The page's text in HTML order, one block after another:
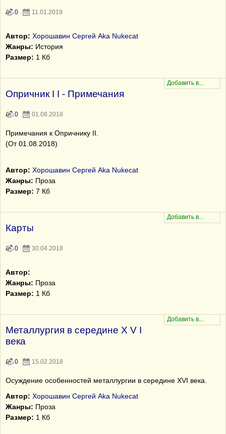
0 11.01.2019
Автор: Хорошавин Сергей Aka Nukecat
Жанры: История
Размер: 1 Кб
Опричник I I - Примечания
0 01.08.2018
Примечания к Опричнику II.
(От 01.08.2018)
Автор: Хорошавин Сергей Aka Nukecat
Жанры: Проза
Размер: 7 Кб
Карты
0 30.04.2018
Автор:
Жанры: Проза
Размер: 1 Кб
Металлургия в середине X V I
века
0 15.02.2018
Осуждение особенностей металлургии в середине XVI века.
Автор: Хорошавин Сергей Aka Nukecat
Жанры: Проза
Размер: 1 Кб